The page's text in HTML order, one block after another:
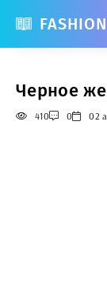
Черное
410 0 02